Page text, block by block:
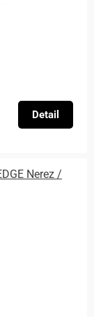
Detail
Nerez /